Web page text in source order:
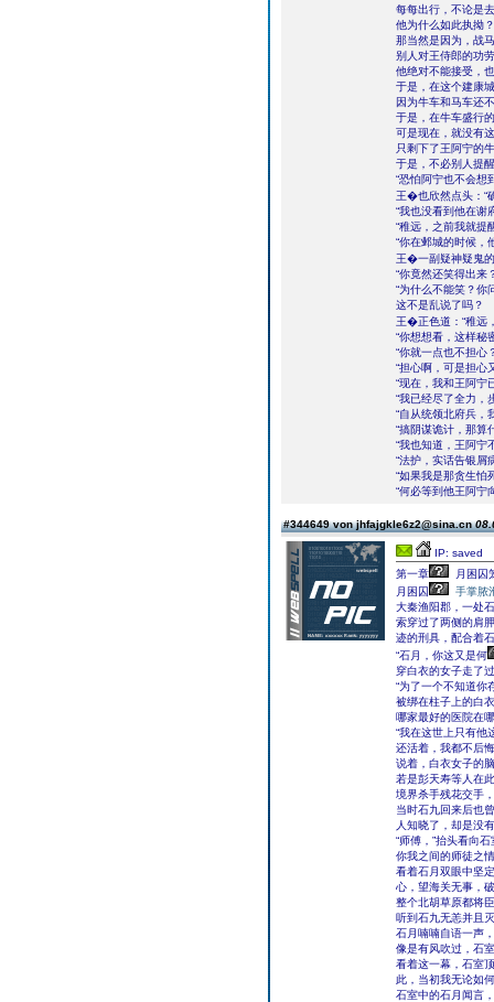
每每出行，不论是
他为什么如此执拗？
那当然是因为，战
别人对王侍郎的功
他绝对不能接受，
于是，在这个建康
因为牛车和马车还
于是，在牛车盛行
可是现在，就没有
只剩下了王阿宁的
于是，不必别人提
“恐怕阿宁也不会想
王�也欣然点头：“
“我也没看到他在谢
“稚远，之前我就提
“你在邺城的时候，
王�一副疑神疑鬼
“你竟然还笑得出来
“为什么不能笑？你
这不是乱说了吗？
王�正色道：“稚远
“你想想看，这样秘
“你就一点也不担心
“担心啊，可是担心
“现在，我和王阿宁
“我已经尽了全力，
“自从统领北府兵，
“搞阴谋诡计，那算
“我也知道，王阿宁
“法护，实话告银屑
“如果我是那贪生怕
“何必等到他王阿宁
#344649 von jhfajgkle6z2@sina.cn
IP: saved
第一章
月困囚
月困囚
手掌脓
大秦渔阳郡，一处
索穿过了两侧的肩
迹的刑具，配合着
“石月，你这又是何
穿白衣的女子走了
“为了一个不知道你
被绑在柱子上的白
哪家最好的医院在
“我在这世上只有他
还活着，我都不后
说着，白衣女子的
若是彭天寿等人在
境界杀手残花交手
当时石九回来后也
人知晓了，却是没
“师傅，”抬头看向
你我之间的师徒之
看着石月双眼中坚
心，望海关无事，
整个北胡草原都将
听到石九无恙并且
石月喃喃自语一声
像是有风吹过，石
看着这一幕，石室
此，当初我无论如
石室中的石月闻言